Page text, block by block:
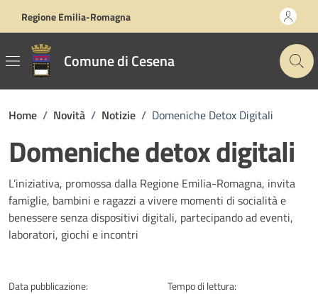
Regione Emilia-Romagna
Comune di Cesena
Home / Novità / Notizie / Domeniche Detox Digitali
Domeniche detox digitali
Dettagli della notizia
L’iniziativa, promossa dalla Regione Emilia-Romagna, invita
famiglie, bambini e ragazzi a vivere momenti di socialità e
benessere senza dispositivi digitali, partecipando ad eventi,
laboratori, giochi e incontri
Data pubblicazione:
Tempo di lettura: